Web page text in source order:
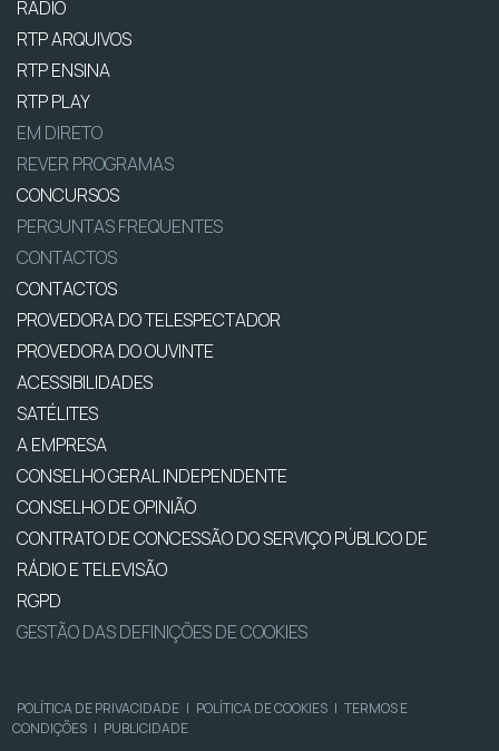
RÁDIO
RTP ARQUIVOS
RTP ENSINA
RTP PLAY
EM DIRETO
REVER PROGRAMAS
CONCURSOS
PERGUNTAS FREQUENTES
CONTACTOS
CONTACTOS
PROVEDORA DO TELESPECTADOR
PROVEDORA DO OUVINTE
ACESSIBILIDADES
SATÉLITES
A EMPRESA
CONSELHO GERAL INDEPENDENTE
CONSELHO DE OPINIÃO
CONTRATO DE CONCESSÃO DO SERVIÇO PÚBLICO DE
RÁDIO E TELEVISÃO
RGPD
GESTÃO DAS DEFINIÇÕES DE COOKIES
POLÍTICA DE PRIVACIDADE | POLÍTICA DE COOKIES | TERMOS E
CONDIÇÕES | PUBLICIDADE